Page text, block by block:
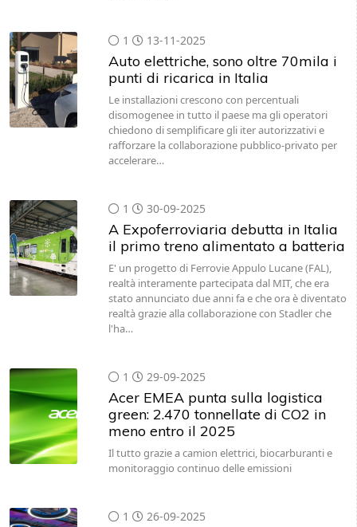
1 13-11-2025
Auto elettriche, sono oltre 70mila i
punti di ricarica in Italia
Le installazioni crescono con percentuali
disomogenee in tutto il paese ma gli operatori
chiedono di semplificare gli iter autorizzativi e
rafforzare la collaborazione pubblico-privato per
accelerare…
1 30-09-2025
A Expoferroviaria debutta in Italia
il primo treno alimentato a batteria
E' un progetto di Ferrovie Appulo Lucane (FAL),
realtà interamente partecipata dal MIT, che era
stato annunciato due anni fa e che ora è diventato
realtà grazie alla collaborazione con Stadler che
l'ha…
1 29-09-2025
Acer EMEA punta sulla logistica
green: 2.470 tonnellate di CO2 in
meno entro il 2025
Il tutto grazie a camion elettrici, biocarburanti e
monitoraggio continuo delle emissioni
1 26-09-2025